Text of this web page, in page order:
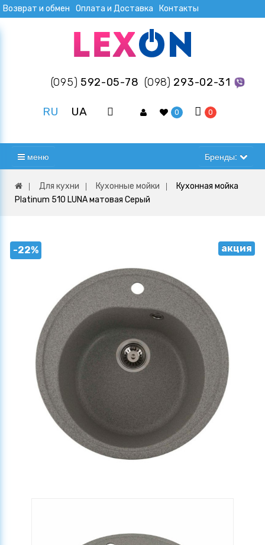
Возврат и обмен Оплата и Доставка Контакты
(095) 592-05-78 (098) 293-02-31
RU UA 0 0
меню Бренды:
Для кухни Кухонные мойки
Кухонная мойка
Platinum 510 LUNA матовая Серый
-22% акция